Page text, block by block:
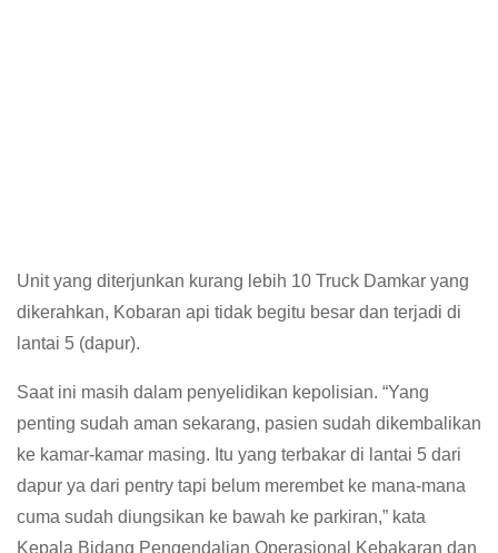
Unit yang diterjunkan kurang lebih 10 Truck Damkar yang
dikerahkan, Kobaran api tidak begitu besar dan terjadi di
lantai 5 (dapur).
Saat ini masih dalam penyelidikan kepolisian. “Yang
penting sudah aman sekarang, pasien sudah dikembalikan
ke kamar-kamar masing. Itu yang terbakar di lantai 5 dari
dapur ya dari pentry tapi belum merembet ke mana-mana
cuma sudah diungsikan ke bawah ke parkiran,” kata
Kepala Bidang Pengendalian Operasional Kebakaran dan